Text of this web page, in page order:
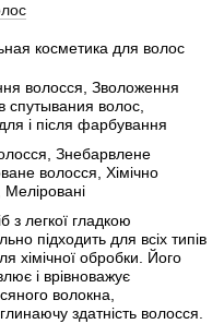
косметика для волос
волосся, Зволоження
спутывания волос,
і після фарбування
Знебарвлене
волосся, Хімічно
Меліровані
з легкої гладкою
підходить для всіх типів
хімічної обробки. Його
і врівноважує
волокна,
здатність волосся.